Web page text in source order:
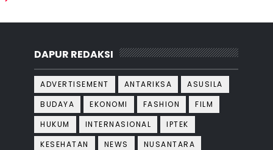
DAPUR REDAKSI
ADVERTISEMENT ANTARIKSA
ASUSILA
BUDAYA
EKONOMI FASHION
FILM
HUKUM
INTERNASIONAL
IPTEK
KESEHATAN
NEWS
NUSANTARA